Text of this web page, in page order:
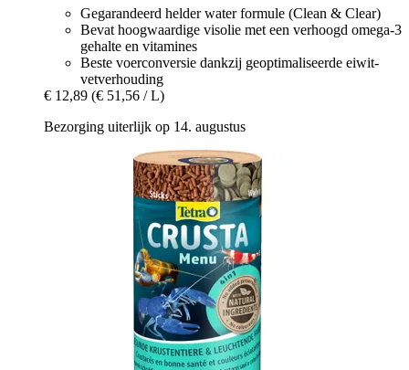
Gegarandeerd helder water formule (Clean & Clear)
Bevat hoogwaardige visolie met een verhoogd omega-3
gehalte en vitamines
Beste voerconversie dankzij geoptimaliseerde eiwit-
vetverhouding
€ 12,89 (€ 51,56 / L)
Bezorging uiterlijk op 14. augustus